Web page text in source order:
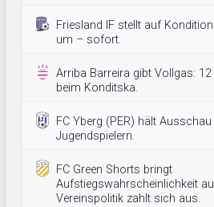
Friesland IF stellt auf
um – sofort.
Arriba Barreira gibt Vollgas: 12
beim Konditska.
FC Yberg (PER) hält
Jugendspielern.
FC Green Shorts bringt
Aufstiegswahrscheinlichkeit
Vereinspolitik zahlt sich aus.